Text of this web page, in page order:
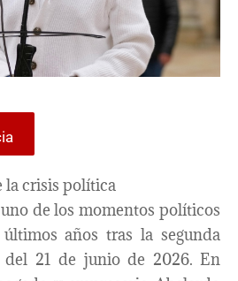
la crisis política
de los momentos políticos
años tras la segunda
del 21 de junio de 2026. En